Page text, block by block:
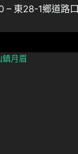
– 東28-1鄉道路口